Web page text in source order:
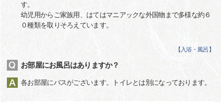
す。
幼児用からご家族用、はてはマニアックな外国物まで多様な約６
０種類を取りそろえています。
【 入浴・風呂 】
お部屋にお風呂はありますか？
各お部屋にバスがございます。トイレとは別になっております。